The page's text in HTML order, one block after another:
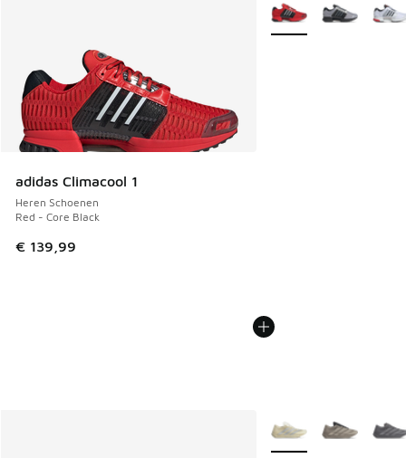
adidas Climacool 1
Heren Schoenen
Red - Core Black
€ 139,99
Meer kleuren
Meer kleuren